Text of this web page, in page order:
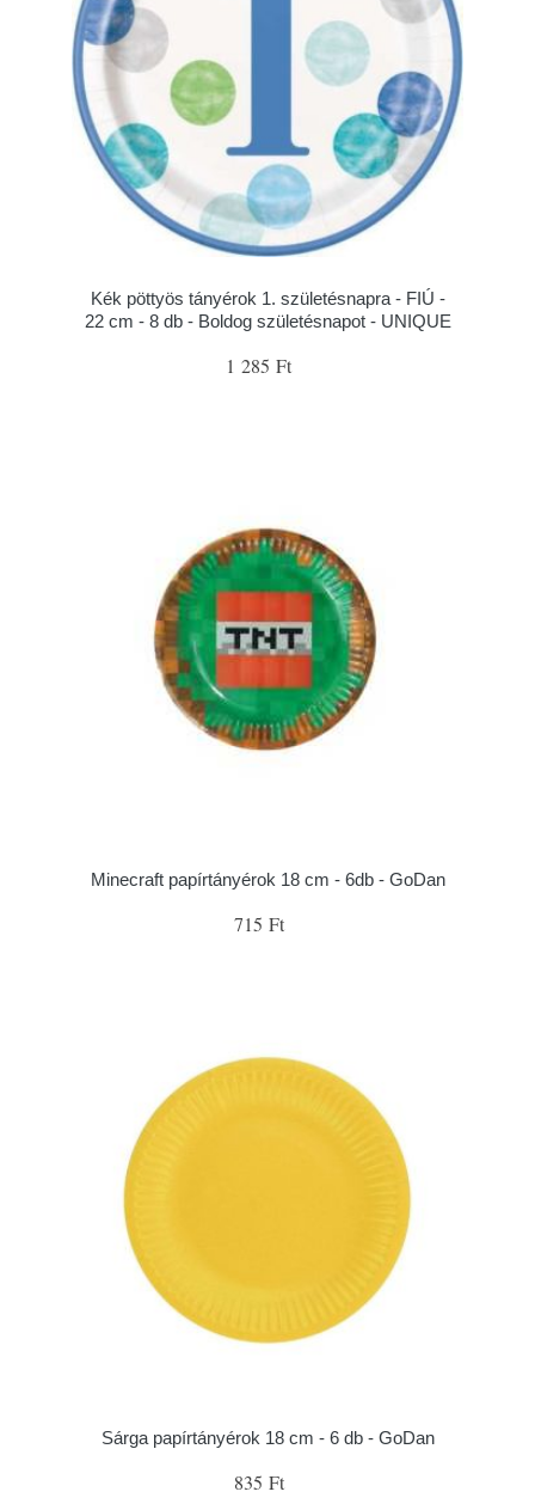
Kék pöttyös tányérok 1. születésnapra - FIÚ -
22 cm - 8 db - Boldog születésnapot - UNIQUE
1 285 Ft
Minecraft papírtányérok 18 cm - 6db - GoDan
715 Ft
Sárga papírtányérok 18 cm - 6 db - GoDan
835 Ft